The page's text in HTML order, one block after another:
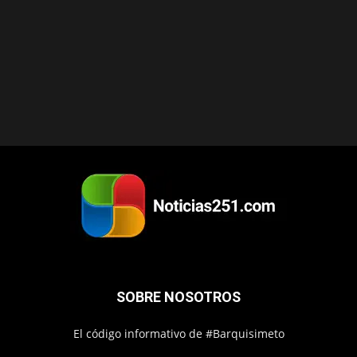
SOBRE NOSOTROS
El código informativo de #Barquisimeto